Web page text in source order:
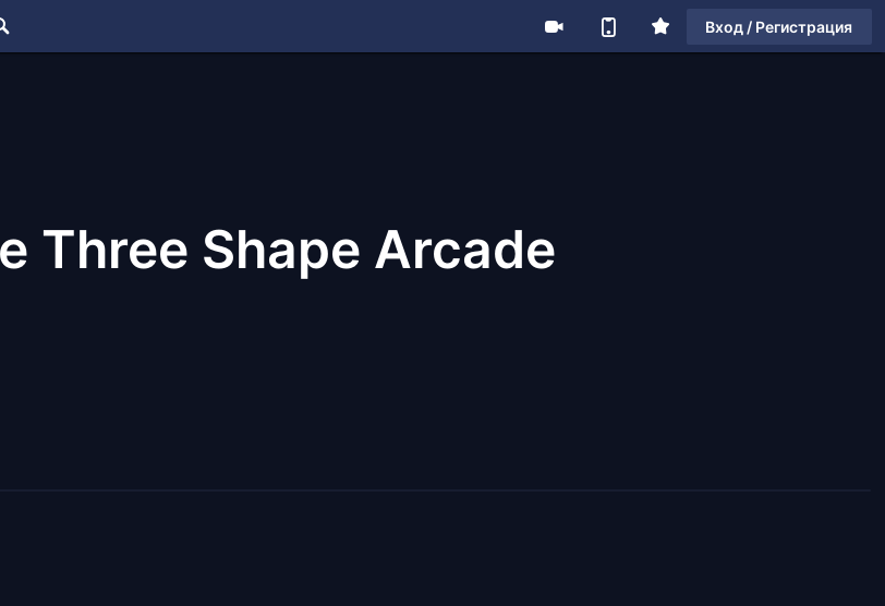
Вход / Регистрация
Three Shape Arcade